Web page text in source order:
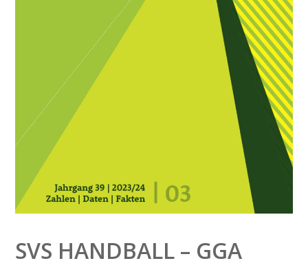
SVS HANDBALL – GGA